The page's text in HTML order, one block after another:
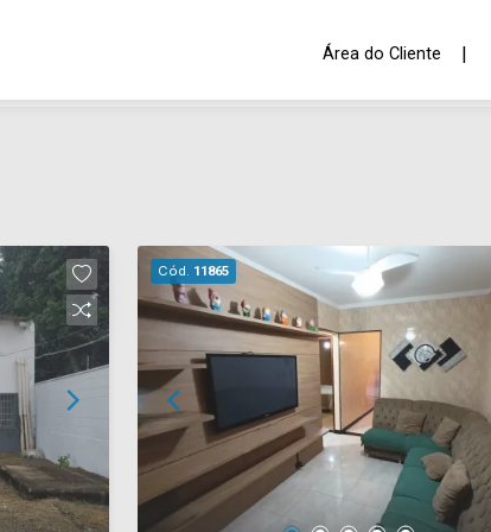
Área do Cliente |
Cód. 11865